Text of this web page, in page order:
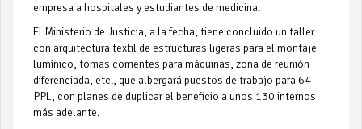
empresa a hospitales y estudiantes de medicina.
El Ministerio de Justicia, a la fecha, tiene concluido un taller
con arquitectura textil de estructuras ligeras para el montaje
lumínico, tomas corrientes para máquinas, zona de reunión
diferenciada, etc., que albergará puestos de trabajo para 64
PPL, con planes de duplicar el beneficio a unos 130 internos
más adelante.